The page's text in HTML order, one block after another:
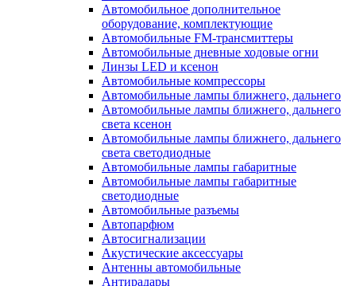
Автомобильное дополнительное
оборудование, комплектующие
Автомобильные FM-трансмиттеры
Автомобильные дневные ходовые огни
Линзы LED и ксенон
Автомобильные компрессоры
Автомобильные лампы ближнего, дальнего
Автомобильные лампы ближнего, дальнего
света ксенон
Автомобильные лампы ближнего, дальнего
света светодиодные
Автомобильные лампы габаритные
Автомобильные лампы габаритные
светодиодные
Автомобильные разъемы
Автопарфюм
Автосигнализации
Акустические аксессуары
Антенны автомобильные
Антирадары